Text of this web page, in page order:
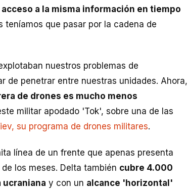
a la misma información en tiempo
teníamos que pasar por la cadena de
nuestros problemas de
de penetrar entre nuestras unidades. Ahora,
de drones es mucho menos
militar apodado 'Tok', sobre una de las
su programa de drones militares.
línea de un frente que apenas presenta
los meses. Delta también cubre 4.000
y con un alcance 'horizontal'